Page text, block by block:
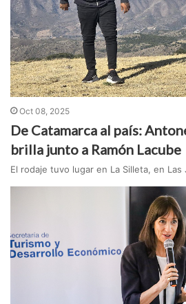
Oct 08, 2025
De Catamarca al país:
brilla junto a Ramón Lacube
El rodaje tuvo lugar en La Silleta, en Las